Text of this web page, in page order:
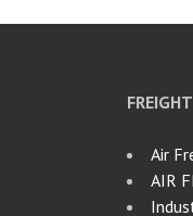
Air
AIR